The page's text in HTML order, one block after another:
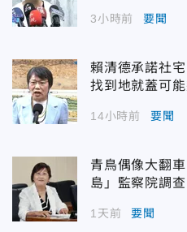
3小時前 要聞
賴清德承諾社
找到地就蓋可
14小時前 要聞
青鳥偶像大翻
島」監察院調
1天前 要聞